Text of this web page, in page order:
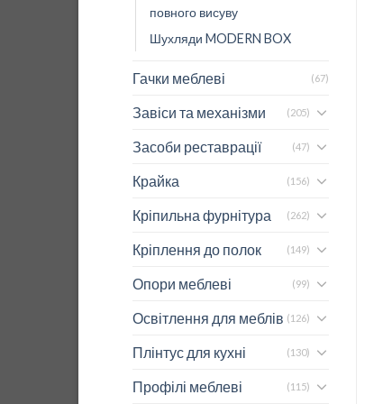
повного висуву
Шухляди MODERN BOX
Гачки меблеві (67)
Завіси та механізми (205)
Засоби реставрації (47)
Крайка (156)
Кріпильна фурнітура (262)
Кріплення до полок (149)
Опори меблеві (99)
Освітлення для меблів (126)
Плінтус для кухні (130)
Профілі меблеві (115)
телескоп.повного
350 мм Hafele
ДОДАТИ В КОШИК
з дотягувачем 400 мм
7,09$